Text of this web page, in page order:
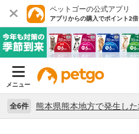
ペットゴーの公式アプリ
アプリからの購入でポイント2倍
メニュー
全6件